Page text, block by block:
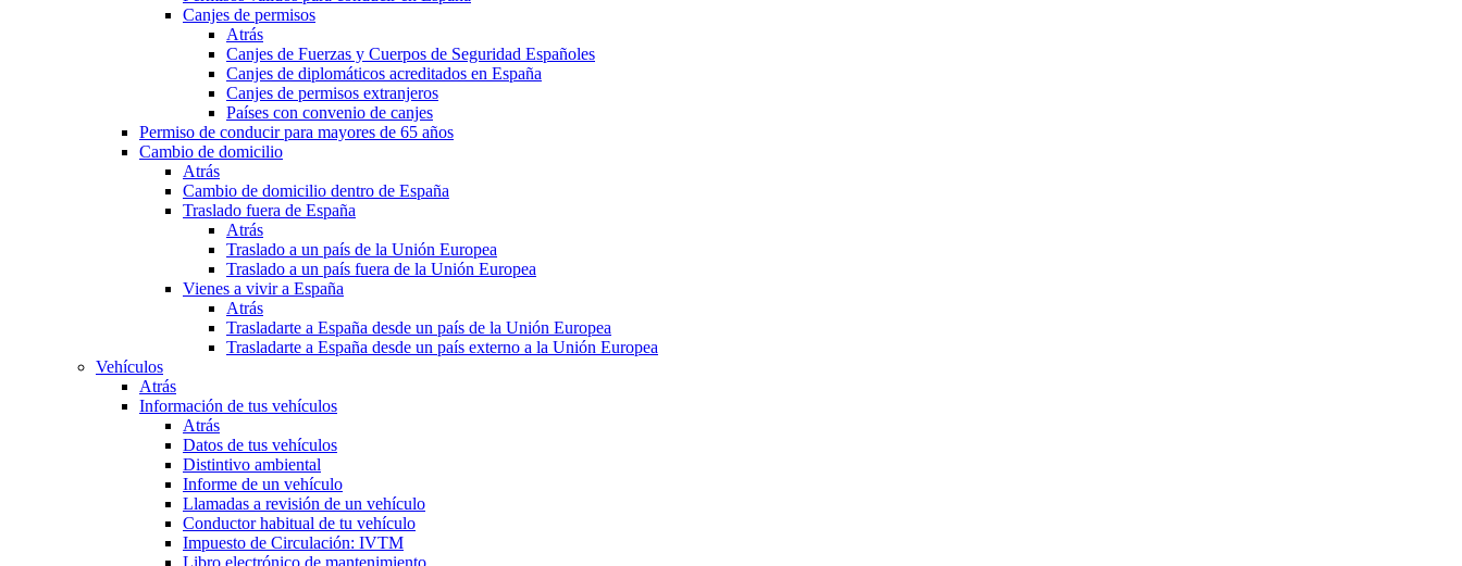
Canjes de permisos
Atrás
Canjes de Fuerzas y Cuerpos de Seguridad Españoles
Canjes de diplomáticos acreditados en España
Canjes de permisos extranjeros
Países con convenio de canjes
Permiso de conducir para mayores de 65 años
Cambio de domicilio
Atrás
Cambio de domicilio dentro de España
Traslado fuera de España
Atrás
Traslado a un país de la Unión Europea
Traslado a un país fuera de la Unión Europea
Vienes a vivir a España
Atrás
Trasladarte a España desde un país de la Unión Europea
Trasladarte a España desde un país externo a la Unión Europea
Vehículos
Atrás
Información de tus vehículos
Atrás
Datos de tus vehículos
Distintivo ambiental
Informe de un vehículo
Llamadas a revisión de un vehículo
Conductor habitual de tu vehículo
Impuesto de Circulación: IVTM